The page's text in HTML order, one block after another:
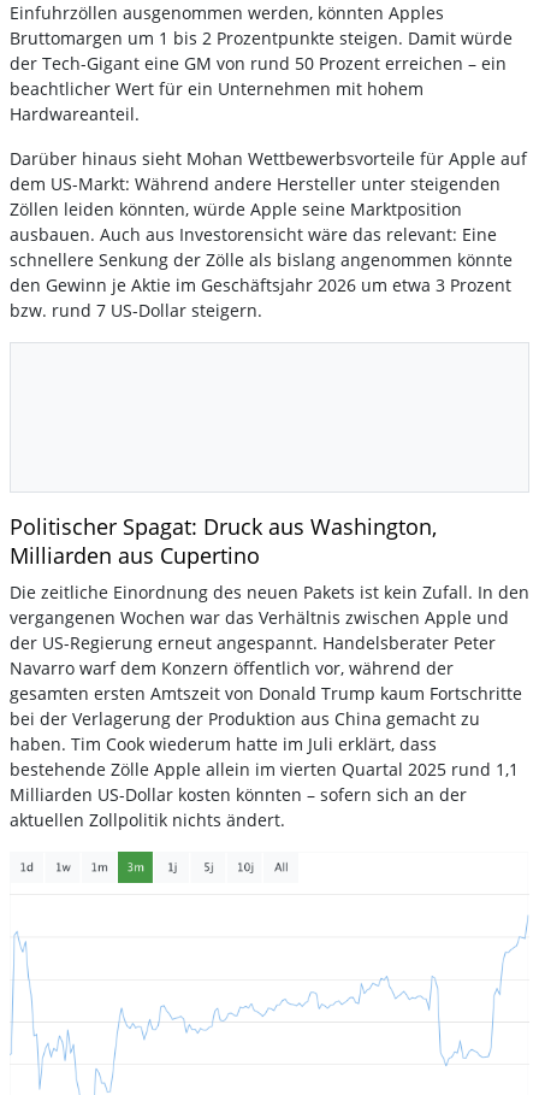
Einfuhrzöllen ausgenommen werden, könnten Apples
Bruttomargen um 1 bis 2 Prozentpunkte steigen. Damit würde
der Tech-Gigant eine GM von rund 50 Prozent erreichen – ein
beachtlicher Wert für ein Unternehmen mit hohem
Hardwareanteil.
Darüber hinaus sieht Mohan Wettbewerbsvorteile für Apple auf
dem US-Markt: Während andere Hersteller unter steigenden
Zöllen leiden könnten, würde Apple seine Marktposition
ausbauen. Auch aus Investorensicht wäre das relevant: Eine
schnellere Senkung der Zölle als bislang angenommen könnte
den Gewinn je Aktie im Geschäftsjahr 2026 um etwa 3 Prozent
bzw. rund 7 US-Dollar steigern.
Politischer Spagat: Druck aus Washington,
Milliarden aus Cupertino
Die zeitliche Einordnung des neuen Pakets ist kein Zufall. In den
vergangenen Wochen war das Verhältnis zwischen Apple und
der US-Regierung erneut angespannt. Handelsberater Peter
Navarro warf dem Konzern öffentlich vor, während der
gesamten ersten Amtszeit von Donald Trump kaum Fortschritte
bei der Verlagerung der Produktion aus China gemacht zu
haben. Tim Cook wiederum hatte im Juli erklärt, dass
bestehende Zölle Apple allein im vierten Quartal 2025 rund 1,1
Milliarden US-Dollar kosten könnten – sofern sich an der
aktuellen Zollpolitik nichts ändert.